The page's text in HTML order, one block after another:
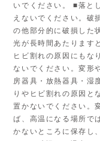
いでください。 ■落と
えないでください。破
の他部分的に破損した
光が長時間あたります
ヒビ割れの原因にもな
ないでください。変形
房器具・放熱器具・湿
りやヒビ割れの原因と
置かないでください。
ば、高温になる場所で
かないところに保存し